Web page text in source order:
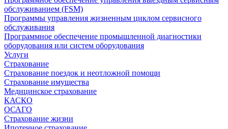
обслуживанием (FSM)
Программы управления жизненным циклом сервисного
обслуживания
Программное обеспечение промышленной диагностики
оборудования или систем оборудования
Услуги
Страхование
Страхование поездок и неотложной помощи
Страхование имущества
Медицинское страхование
КАСКО
ОСАГО
Страхование жизни